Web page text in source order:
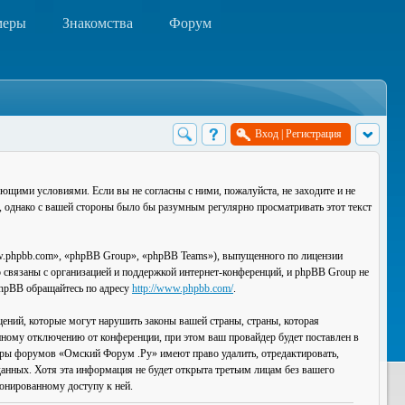
Знакомства Форум
Вход Регистрация
условиями. Если вы не согласны с ними, пожалуйста, не заходите и не
с вашей стороны было бы разумным регулярно просматривать этот текст
«phpBB Group», «phpBB Teams»), выпущенного по лицензии
с организацией и поддержкой интернет-конференций, и phpBB Group не
обращайтесь по адресу http://www.phpbb.com/.
которые могут нарушить законы вашей страны, страны, которая
отключению от конференции, при этом ваш провайдер будет поставлен в
форумов «Омский Форум .Ру» имеют право удалить, отредактировать,
Хотя эта информация не будет открыта третьим лицам без вашего
доступу к ней.